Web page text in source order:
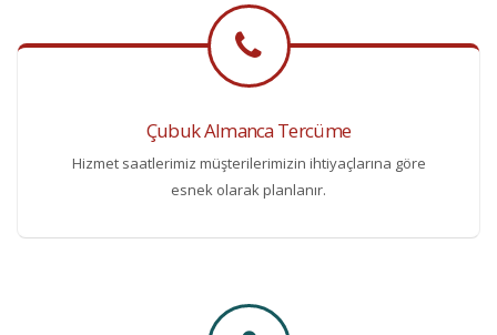
Çubuk Almanca Tercüme
Hizmet saatlerimiz müşterilerimizin ihtiyaçlarına göre
esnek olarak planlanır.